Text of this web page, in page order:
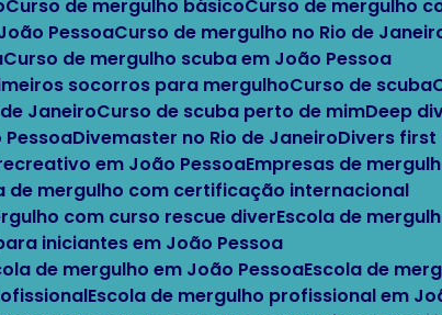
Curso de mergulho básico
Curso de mergulho
Pessoa Curso de mergulho no Rio de
Curso de mergulho scuba em João Pessoa
socorros para mergulho Curso de scuba
de Janeiro Curso de scuba perto de mim Deep
Pessoa Divemaster no Rio de Janeiro
Divers
em João Pessoa Empresas de
de mergulho com certificação internacional
com curso rescue diver Escola de
iniciantes em João Pessoa
de mergulho em João Pessoa Escola de
Escola de mergulho profissional em